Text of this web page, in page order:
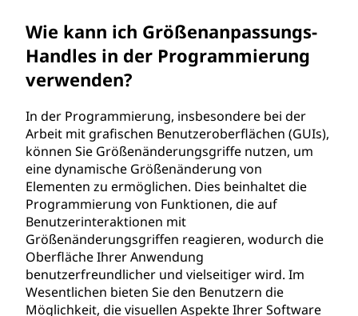
Wie kann ich Größenanpassungs-
Handles in der Programmierung
verwenden?
In der Programmierung, insbesondere bei der
Arbeit mit grafischen Benutzeroberflächen (GUIs),
können Sie Größenänderungsgriffe nutzen, um
eine dynamische Größenänderung von
Elementen zu ermöglichen. Dies beinhaltet die
Programmierung von Funktionen, die auf
Benutzerinteraktionen mit
Größenänderungsgriffen reagieren, wodurch die
Oberfläche Ihrer Anwendung
benutzerfreundlicher und vielseitiger wird. Im
Wesentlichen bieten Sie den Benutzern die
Möglichkeit, die visuellen Aspekte Ihrer Software